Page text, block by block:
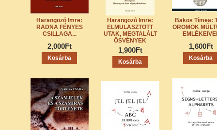
Harangozó Imre:
RADNA FÉNYES
CSILLAGA...
2,000Ft
Harangozó Imre:
ELMULASZTOTT
UTAK, MEGTALÁLT
ÖSVÉNYEK
1,900Ft
Bakos Tímea:
ÖRÖMÖK
1,600Ft